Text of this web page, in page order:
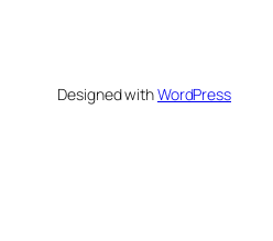
Designed withWordPress